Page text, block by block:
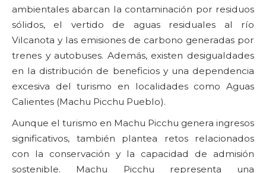
ambientales abarcan la contaminación por residuos
sólidos, el vertido de aguas residuales al río
Vilcanota y las emisiones de carbono generadas por
trenes y autobuses. Además, existen desigualdades
en la distribución de beneficios y una dependencia
excesiva del turismo en localidades como Aguas
Calientes (Machu Picchu Pueblo).
Aunque el turismo en Machu Picchu genera ingresos
significativos, también plantea retos relacionados
con la conservación y la capacidad de admisión
sostenible. Machu Picchu representa una